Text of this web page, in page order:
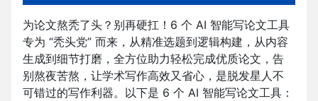
为论文熬秃了头？别再硬扛！6 个 AI 智能写论文工具
专为 “秃头党” 而来，从精准选题到逻辑构建，从内容
生成到细节打磨，全方位助力轻松完成优质论文，告
别熬夜苦熬，让学术写作高效又省心，是脱发星人不
可错过的写作利器。以下是 6 个 AI 智能写论文工具：